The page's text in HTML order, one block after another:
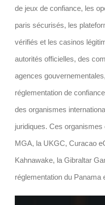
de jeux de confiance, les
paris sécurisés, les
vérifiés et les casinos
autorités officielles, des
agences
réglementation de
des organismes
juridiques. Ces
MGA, la UKGC, Curacao
Kahnawake, la Gibraltar
réglementation du Panama